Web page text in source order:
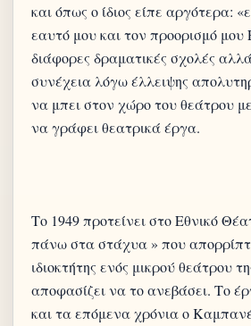
και όπως ο ίδιος είπε αργότερα:
εαυτό μου και τον προορισμό μου
διάφορες δραματικές σχολές
συνέχεια λόγω έλλειψης
να μπει στον χώρο του θεάτρου
Το 1949 προτείνει στο Εθνικό
πάνω στα στάχυα » που
ιδιοκτήτης ενός μικρού θεάτρου
αποφασίζει να το ανεβάσει. Το
και τα επόμενα χρόνια ο